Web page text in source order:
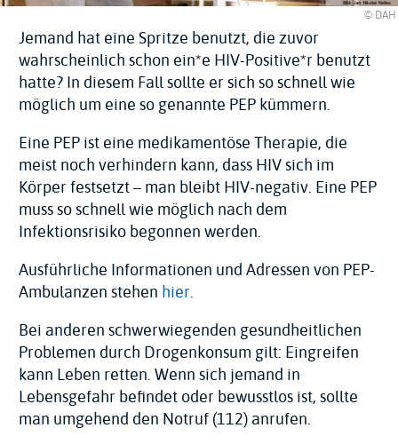
© DAH
Jemand hat eine Spritze benutzt, die zuvor
wahrscheinlich schon ein*e HIV-Positive*r benutzt
hatte? In diesem Fall sollte er sich so schnell wie
möglich um eine so genannte PEP kümmern.
Eine PEP ist eine medikamentöse Therapie, die
meist noch verhindern kann, dass HIV sich im
Körper festsetzt – man bleibt HIV-negativ. Eine PEP
muss so schnell wie möglich nach dem
Infektionsrisiko begonnen werden.
Ausführliche Informationen und Adressen von PEP-
Ambulanzen stehen hier.
Bei anderen schwerwiegenden gesundheitlichen
Problemen durch Drogenkonsum gilt: Eingreifen
kann Leben retten. Wenn sich jemand in
Lebensgefahr befindet oder bewusstlos ist, sollte
man umgehend den Notruf (112) anrufen.